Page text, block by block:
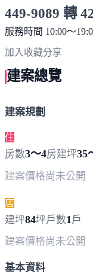
449-9089 轉
服務時間 10:00～
加入收藏分享
建案總覽
建案規劃
住
房數3～4房建坪35
建案價格尚未公開
店
建坪84坪戶數1 戶
建案價格尚未公開
基本資料